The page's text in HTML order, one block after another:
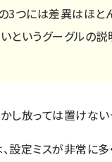
3つには差異はほと
というグーグルの
し放っては置けない
設定ミスが非常に多